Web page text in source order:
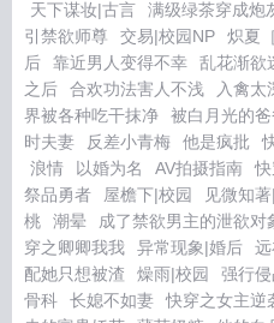
天下谋妆|古言
满级绿茶穿成炮
引禁欲师尊
交易|校园NP 炽夏
后
靠近男人变得不幸 乱花渐欲
之后
合欢功法害人不浅 入禽太
界被各种吃干抹净
被白月光的
时夫妻
反差小青梅 他是疯批
浪情
以婚为名 AV拍摄指南
祭品勇者
屋檐下|校园 见微知
桃
潮晕 成了禁欲男主的泄欲对
穿之卿卿我我
异常现象|婚后
配她只想被渣
燥雨|校园 强行侵
骨科
长媳不如妻 快穿之女主逆